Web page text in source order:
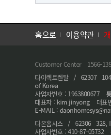
홈으로 이용약관
Customer Center 1566-
다이렉트렌탈 / 62307
of Korea
사업자번호 : 1963800677
대표자 : kim jinyong 대표
E-MAIL :
다온홈시스 / 62306 328,
사업자번호 : 410-87-05732